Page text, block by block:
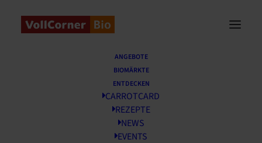
ANGEBOTE
BIOMÄRKTE
ENTDECKEN
CARROTCARD
REZEPTE
NEWS
EVENTS
Reo Kosmetik-Rückgabe
Reo Kosmetik-Rückgabe